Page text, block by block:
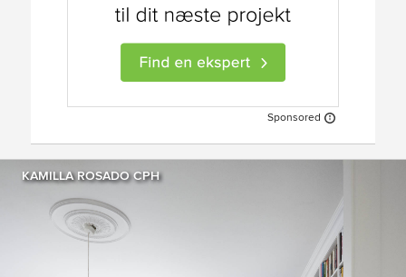
Sponsored
KAMILLA ROSADO CPH